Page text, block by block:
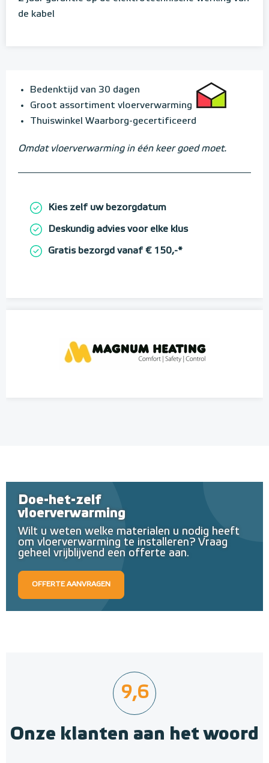
de kabel
Bedenktijd van 30 dagen
Groot assortiment vloerverwarming
Thuiswinkel Waarborg-gecertificeerd
Omdat vloerverwarming in één keer goed moet.
Kies zelf uw bezorgdatum
Deskundig advies voor elke klus
Gratis bezorgd vanaf € 150,-*
Doe-het-zelf
vloerverwarming
Wilt u weten welke materialen u nodig heeft
om vloerverwarming te installeren? Vraag
geheel vrijblijvend een offerte aan.
OFFERTE AANVRAGEN
9,6
Onze klanten aan het woord